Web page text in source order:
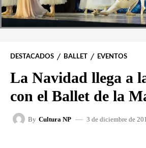
DESTACADOS BALLET EVENTOS
La Navidad llega a
con el Ballet de la
By Cultura NP 3 de diciembre de